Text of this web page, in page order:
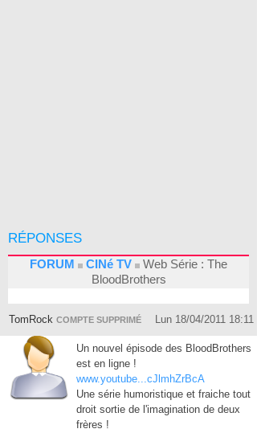
RÉPONSES
FORUM CINé TV
Web Série : The
BloodBrothers
TomRock COMPTE SUPPRIMÉ Lun 18/04/2011 18:11
Un nouvel épisode des BloodBrothers
est en ligne !
www.youtube...cJlmhZrBcA
Une série humoristique et fraiche tout
droit sortie de l'imagination de deux
frères !